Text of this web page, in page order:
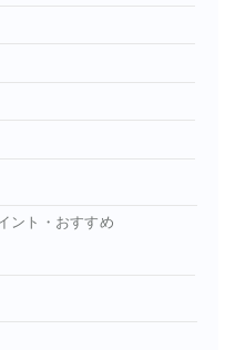
ント・おすすめ